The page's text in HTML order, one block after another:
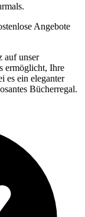
Angebote
auf unser
ermöglicht, Ihre
es ein eleganter
Bücherregal.